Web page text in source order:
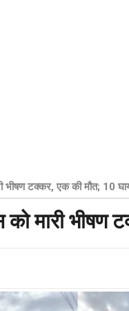
भीषण टक्कर, एक की मौत; 10
मारी भीषण